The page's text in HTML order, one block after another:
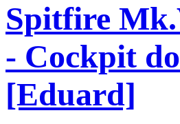
Spitfire
- Cockpit
[Eduard]